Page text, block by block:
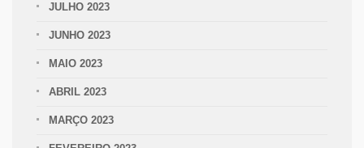
JULHO 2023
JUNHO 2023
MAIO 2023
ABRIL 2023
MARÇO 2023